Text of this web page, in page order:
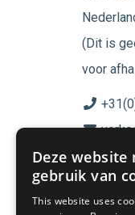
(Dit is
voor
KvK
Deze website
gebruik van
This website uses